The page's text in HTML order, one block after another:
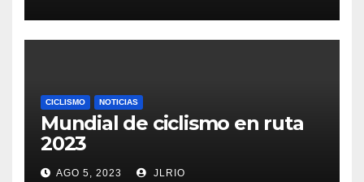
CICLISMO NOTICIAS
Mundial de ciclismo en ruta
2023
AGO 5, 2023 JLRIO